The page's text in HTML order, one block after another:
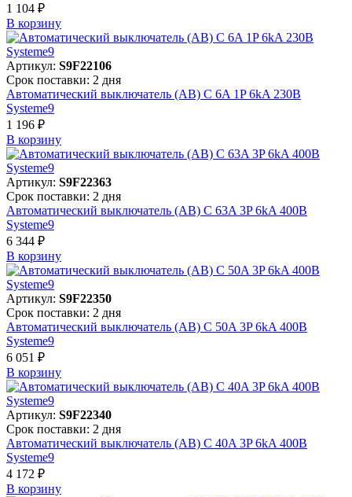
1 104 ₽
В корзинy
Артикул: S9F22106
Срок поставки: 2 дня
Автоматический выключатель (АВ) C 6A 1P 6kA 230В
Systeme9
1 196 ₽
В корзинy
Артикул: S9F22363
Срок поставки: 2 дня
Автоматический выключатель (АВ) C 63A 3P 6kA 400В
Systeme9
6 344 ₽
В корзинy
Артикул: S9F22350
Срок поставки: 2 дня
Автоматический выключатель (АВ) C 50A 3P 6kA 400В
Systeme9
6 051 ₽
В корзинy
Артикул: S9F22340
Срок поставки: 2 дня
Автоматический выключатель (АВ) C 40A 3P 6kA 400В
Systeme9
4 172 ₽
В корзинy